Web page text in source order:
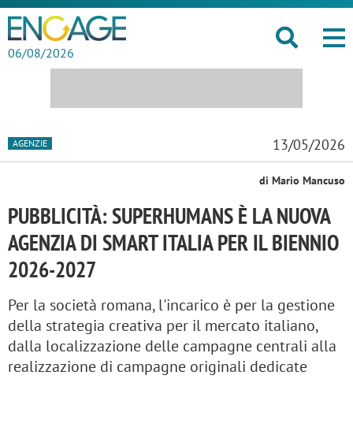
06/08/2026
AGENZIE 13/05/2026
di Mario Mancuso
PUBBLICITÀ: SUPERHUMANS È LA NUOVA
AGENZIA DI SMART ITALIA PER IL BIENNIO
2026-2027
Per la società romana, l'incarico è per la gestione
della strategia creativa per il mercato italiano,
dalla localizzazione delle campagne centrali alla
realizzazione di campagne originali dedicate